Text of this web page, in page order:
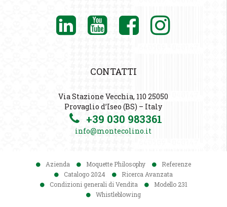
CONTATTI
Via Stazione Vecchia, 110 25050
Provaglio d’Iseo (BS) – Italy
+39 030 983361
info@montecolino.it
Azienda Moquette Philosophy
Referenze
Catalogo 2024
Ricerca Avanzata
Condizioni generali di Vendita
Modello 231
Whistleblowing